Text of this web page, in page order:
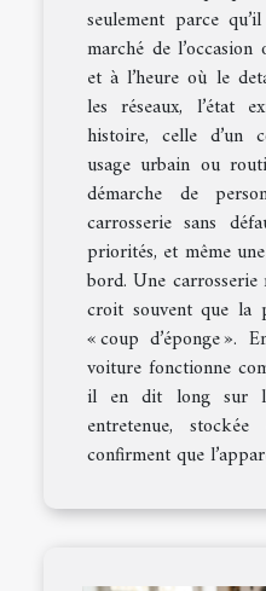
seulement parce
marché de
et à l’heure où le
les réseaux, l’état
histoire, celle d’un
usage urbain ou
démarche de
carrosserie sans
priorités, et même
bord. Une
croit souvent que la
« coup d’éponge ».
voiture fonctionne
il en dit long sur
entretenue,
confirment que